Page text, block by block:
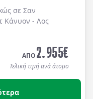
σε Σαν
Κάνυον - Λος
. Διαμονή σε
ΑΠΟ2.955€
Τελική τιμή ανά άτομο